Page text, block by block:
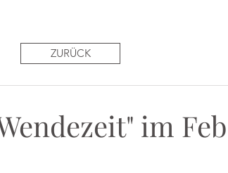
im
ZURÜCK